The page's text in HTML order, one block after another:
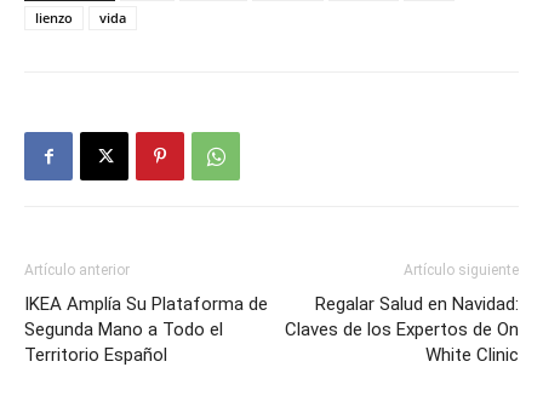
lienzo
vida
Artículo anterior
IKEA Amplía Su Plataforma de
Segunda Mano a Todo el
Territorio Español
Artículo siguiente
Regalar Salud en Navidad:
Claves de los Expertos de On
White Clinic